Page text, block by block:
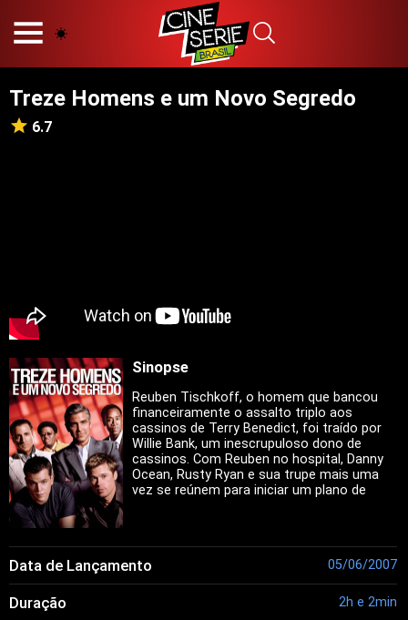
PRINCÍPIOS EDITORIAIS
POLÍTICA DE PRIVACIDADE
Filmes
Novelas
Treze Homens e um Novo Segredo
6.7
Sinopse
Reuben Tischkoff, o homem que bancou
financeiramente o assalto triplo aos
cassinos de Terry Benedict, foi traído por
Willie Bank, um inescrupuloso dono de
cassinos. Com Reuben no hospital, Danny
Ocean, Rusty Ryan e sua trupe mais uma
vez se reúnem para iniciar um plano de
financeiramente e também atingindo sua
reputação.
Data de Lançamento 05/06/2007
Duração 2h e 2min